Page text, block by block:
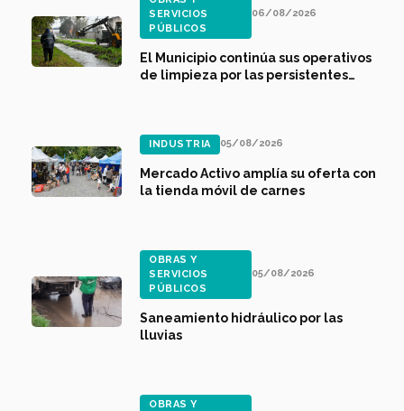
SERVICIOS
PÚBLICOS
06/08/2026
El Municipio continúa sus operativos
de limpieza por las persistentes
INDUSTRIA 05/08/2026
Mercado Activo amplía su oferta con
la tienda móvil de carnes
OBRAS Y
SERVICIOS
PÚBLICOS
05/08/2026
Saneamiento hidráulico por las
lluvias
OBRAS Y